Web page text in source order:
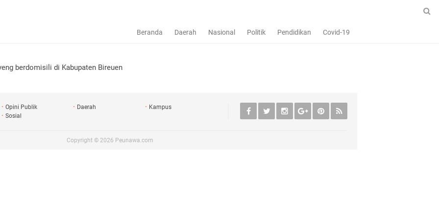
Beranda Daerah Nasional Politik Pendidikan Covid-19
berdomisili di Kabupaten Bireuen
Opini Publik Daerah
Kampus
Sosial
Copyright © 2026 Peunawa.com